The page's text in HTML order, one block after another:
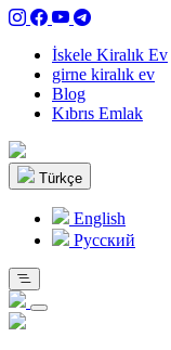
İskele Kiralık Ev
girne kiralık ev
Blog
Kıbrıs Emlak
Türkçe
English
Pусский